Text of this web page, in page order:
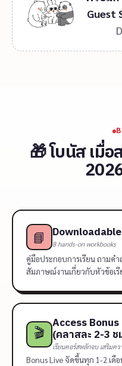
Guest
🎁 โบนัส เมื่
📘 8 hands-on workbooks
คู่มือประกอบการเรียน ถามค
สัมภาษณ์งานเกี่ยวกับหัวข้อเรี
🎬
Access
(คลาสละ 2-3
เรียนคอร์สหลักจบ เสริมค
Bonus Live จัดขึ้นทุก 1-2 เดื